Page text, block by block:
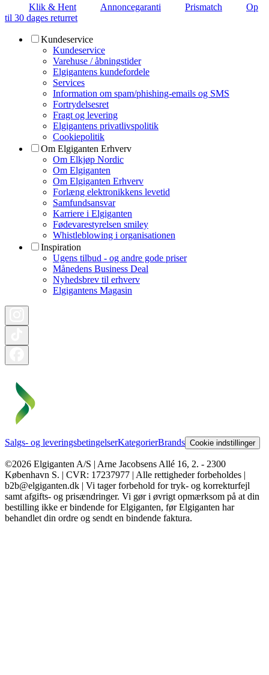
Klik & Hent Annoncegaranti Prismatch
Op
til 30 dages returret
Kundeservice
Kundeservice
Varehuse / åbningstider
Elgigantens kundefordele
Services
Information om spam/phishing-emails og SMS
Fortrydelsesret
Fragt og levering
Elgigantens privatlivspolitik
Cookiepolitik
Om Elgiganten Erhverv
Om Elkjøp Nordic
Om Elgiganten
Om Elgiganten Erhverv
Forlæng elektronikkens levetid
Samfundsansvar
Karriere i Elgiganten
Fødevarestyrelsen smiley
Whistleblowing i organisationen
Inspiration
Ugens tilbud - og andre gode priser
Månedens Business Deal
Nyhedsbrev til erhverv
Elgigantens Magasin
Salgs- og leveringsbetingelserKategorierBrands Cookie indstillinger
©2026 Elgiganten A/S | Arne Jacobsens Allé 16, 2. - 2300
København S. | CVR: 17237977 | Alle rettigheder forbeholdes |
b2b@elgiganten.dk | Vi tager forbehold for tryk- og korrekturfejl
samt afgifts- og prisændringer. Vi gør i øvrigt opmærksom på at din
bestilling ikke er bindende for Elgiganten, før Elgiganten har
behandlet din ordre og sendt en bindende faktura.